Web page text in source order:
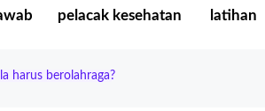
pelacak kesehatan latihan
harus berolahraga?